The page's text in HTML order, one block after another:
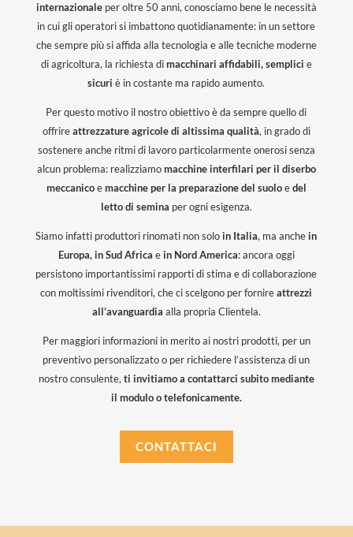
internazionaleper oltre 50 anni, conosciamo bene le necessità
in cui gli operatori si imbattono quotidianamente: in un settore
che sempre più si affida alla tecnologia e alle tecniche moderne
di agricoltura, la richiesta dimacchinari affidabili, semplici e
sicuri è in costante ma rapido aumento.
Per questo motivo il nostro obiettivo è da sempre quello di
offrireattrezzature agricole di altissima qualità, in grado di
sostenere anche ritmi di lavoro particolarmente onerosi senza
alcun problema: realizziamomacchine interfilari per il diserbo
meccanicoemacchine per la preparazione del suoloedel
letto di semina per ogni esigenza.
Siamo infatti produttori rinomati non soloin Italia, ma anchein
Europa, in Sud Africa ein Nord America: ancora oggi
persistono importantissimi rapporti di stima e di collaborazione
con moltissimi rivenditori, che ci scelgono per fornireattrezzi
all’avanguardia alla propria Clientela.
Per maggiori informazioni in merito ai nostri prodotti, per un
preventivo personalizzato o per richiedere l’assistenza di un
nostro consulente, ti invitiamo a contattarci subito mediante
il modulo o telefonicamente.
CONTATTACI